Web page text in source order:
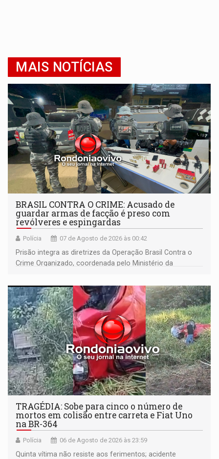
MAIS NOTÍCIAS
BRASIL CONTRA O CRIME: Acusado de
guardar armas de facção é preso com
revólveres e espingardas
Polícia 07 de Agosto de 2026 às 00:42
Prisão integra as diretrizes da Operação Brasil Contra o
Crime Organizado, coordenada pelo Ministério da
TRAGÉDIA: Sobe para cinco o número de
mortos em colisão entre carreta e Fiat Uno
na BR-364
Polícia 06 de Agosto de 2026 às 23:59
Quinta vítima não resiste aos ferimentos; acidente